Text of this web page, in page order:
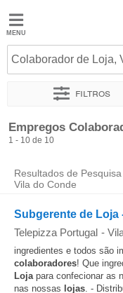
Jobted
Empregos
Salários
Colaborador de Loja,
Filtros
Ordenar por
Empregos
1 - 10 de 10
Resultados de
Vila do Conde
Subgerente de Loja
Telepizza Portugal -
ingredientes e todos são
colaboradores! Que
Lojapara confecionar as
nas nossas lojas. -